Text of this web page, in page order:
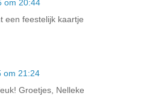
om 20:44
een feestelijk kaartje
om 21:24
Groetjes, Nelleke